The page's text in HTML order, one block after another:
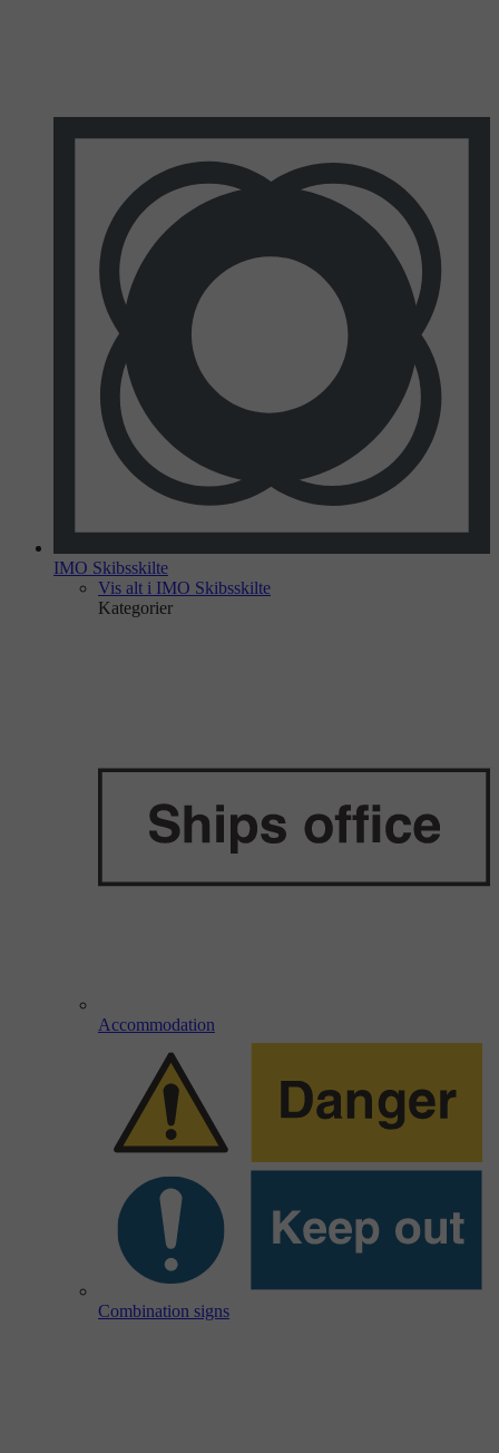
IMO Skibsskilte
Vis alt i IMO Skibsskilte
Kategorier
Accommodation
Combination signs